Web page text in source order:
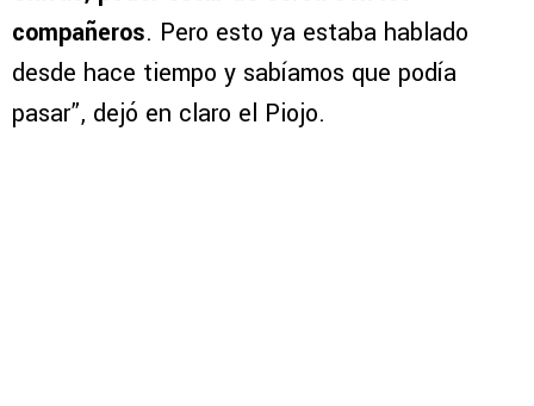
compañeros. Pero esto ya estaba hablado
desde hace tiempo y sabíamos que podía
pasar”, dejó en claro el Piojo.